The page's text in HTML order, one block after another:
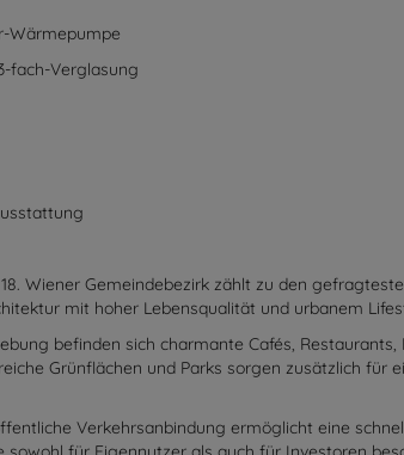
in den Nassräumen
fach-Verglasung
Wiener Gemeindebezirk zählt zu den
mit hoher Lebensqualität und urbanem
befinden sich charmante Cafés,
Grünflächen und Parks sorgen zusätzlich für